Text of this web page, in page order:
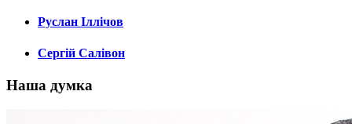
Руслан Іллічов
Сергій Салівон
Наша думка